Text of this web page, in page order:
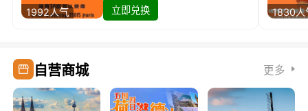
1992人气
立即兑换
1830人
自营商城 更多